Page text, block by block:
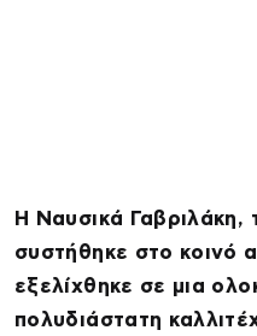
Η Ναυσικά Γαβριλάκη,
συστήθηκε στο κοινό
εξελίχθηκε σε μια
πολυδιάστατη